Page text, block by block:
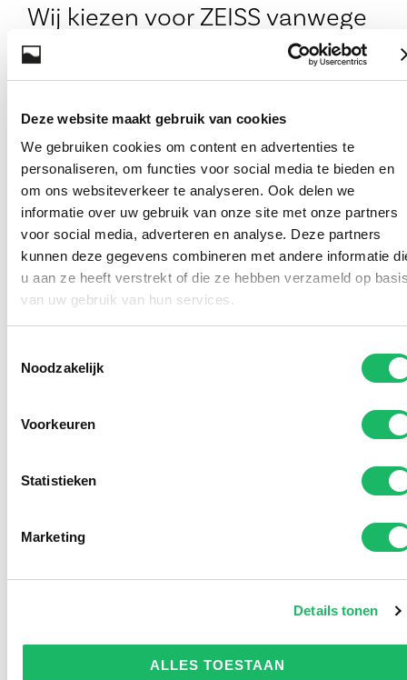
Deze website maakt gebruik van cookies
We gebruiken cookies om content en advertenties te
personaliseren, om functies voor social media te bieden en
om ons websiteverkeer te analyseren. Ook delen we
informatie over uw gebruik van onze site met onze partners
voor social media, adverteren en analyse. Deze partners
kunnen deze gegevens combineren met andere informatie
u aan ze heeft verstrekt of die ze hebben verzameld op
van uw gebruik van hun services.
Noodzakelijk
Voorkeuren
Statistieken
Marketing
Details tonen
ALLES TOESTAAN
Wij kiezen voor ZEISS vanwege
de kwaliteit en omdat alle
ZEISS glazen optimaal
beschermen tegen schadelijke
UV-straling. Dus ook de
transparante glazen in een
gewone bril. Dat is een groot
en belangrijk voordeel omdat
UV-straling juist voor jonge
kinderogen heel schadelijk is.
Kom gerust eens langs om
onze grote collectie
vertellen we je direct ook meer
aanbieding